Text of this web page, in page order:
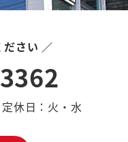
さい ／
休日：火・水